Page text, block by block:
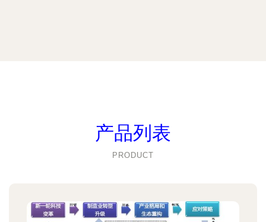
产品列表
PRODUCT